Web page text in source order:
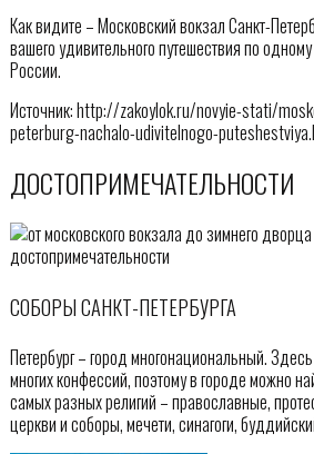
Как видите – Московский вокзал Санкт-
вашего удивительного путешествия по
России.
Источник: http://zakoylok.ru/novyie-stati/
peterburg-nachalo-udivitelnogo-
ДОСТОПРИМЕЧАТЕЛЬНОСТИ
СОБОРЫ САНКТ-ПЕТЕРБУРГА
Петербург – город многонациональный.
многих конфессий, поэтому в городе можно
самых разных религий – православные,
церкви и соборы, мечети, синагоги,